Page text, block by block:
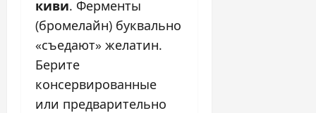
киви. Ферменты
(бромелайн) буквально
«съедают» желатин.
Берите
консервированные
или предварительно